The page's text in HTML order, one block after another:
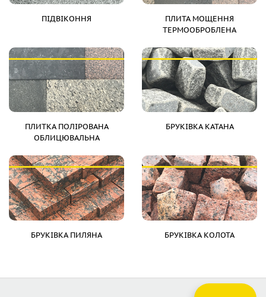
ПІДВІКОННЯ
ПЛИТА МОЩЕННЯ
ТЕРМООБРОБЛЕНА
ПЛИТКА ПОЛІРОВАНА
ОБЛИЦЮВАЛЬНА
БРУКІВКА КАТАНА
БРУКІВКА ПИЛЯНА БРУКІВКА КОЛОТА